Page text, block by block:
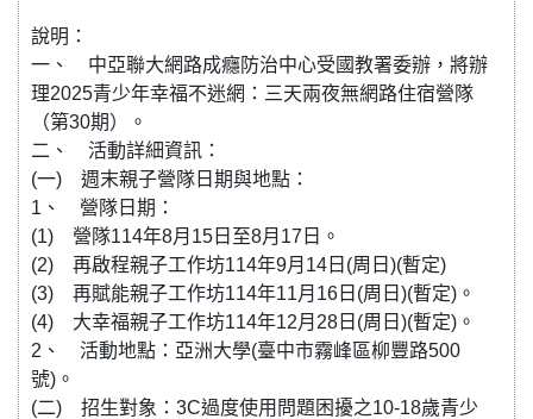
說明：
一、 中亞聯大網路成癮防治中心受國教署委辦，將辦
理2025青少年幸福不迷網：三天兩夜無網路住宿營隊
（第30期）。
二、 活動詳細資訊：
(一) 週末親子營隊日期與地點：
1、 營隊日期：
(1) 營隊114年8月15日至8月17日。
(2) 再啟程親子工作坊114年9月14日(周日)(暫定)
(3) 再賦能親子工作坊114年11月16日(周日)(暫定)。
(4) 大幸福親子工作坊114年12月28日(周日)(暫定)。
2、 活動地點：亞洲大學(臺中市霧峰區柳豐路500
號)。
(二) 招生對象：3C過度使用問題困擾之10-18歲青少